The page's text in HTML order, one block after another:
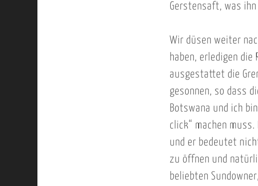
Gerstensaft, was
Wir düsen weiter
haben, erledigen
ausgestattet die
gesonnen, so dass
Botswana und ich
click“ machen
und er bedeutet
zu öffnen und
beliebten